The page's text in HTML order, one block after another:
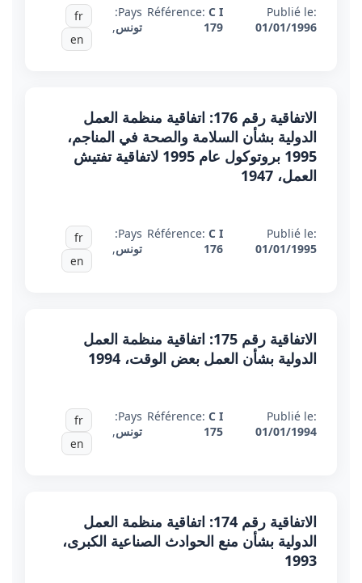
Publié le:
01/01/1996
Référence: C I
179
Pays:
تونس,
fr
en
الاتفاقية رقم 176: اتفاقية منظمة العمل
الدولية بشأن السلامة والصحة في المناجم،
1995 بروتوكول عام 1995 لاتفاقية تفتيش
العمل، 1947
Publié le:
01/01/1995
Référence: C I
176
Pays:
تونس,
fr
en
الاتفاقية رقم 175: اتفاقية منظمة العمل
الدولية بشأن العمل بعض الوقت، 1994
Publié le:
01/01/1994
Référence: C I
175
Pays:
تونس,
fr
en
الاتفاقية رقم 174: اتفاقية منظمة العمل
الدولية بشأن منع الحوادث الصناعية الكبرى،
1993